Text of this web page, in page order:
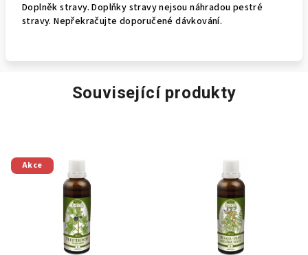
Doplněk stravy. Doplňky stravy nejsou náhradou pestré
stravy. Nepřekračujte doporučené dávkování.
Související produkty
Akce